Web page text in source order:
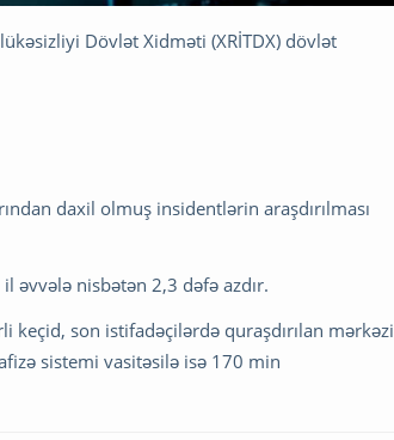
Dövlət Xidməti (XRİTDX) dövlət
daxil olmuş insidentlərin araşdırılması
əvvələ nisbətən 2,3 dəfə azdır.
keçid, son istifadəçilərdə quraşdırılan mərkəzi
sistemi vasitəsilə isə 170 min